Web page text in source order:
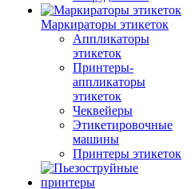
Маркираторы этикеток
Аппликаторы
этикеток
Принтеры-
аппликаторы
этикеток
Чеквейеры
Этикетировочные
машины
Принтеры этикеток